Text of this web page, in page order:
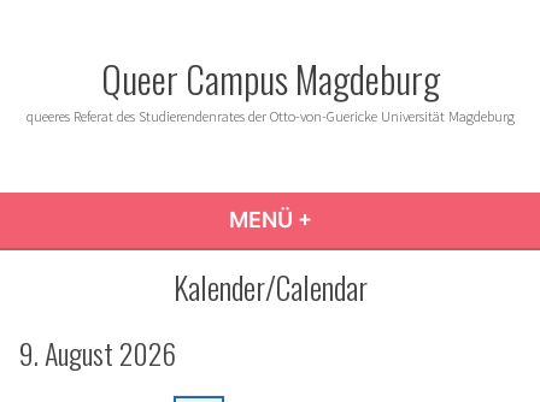
Queer Campus Magdeburg
queeres Referat des Studierendenrates der Otto-von-Guericke Universität Magdeburg
MENÜ +
Kalender/Calendar
9. August 2026